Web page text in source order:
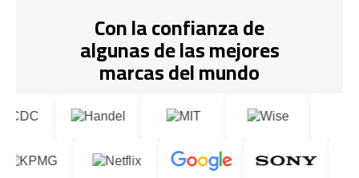
Con la confianza de
algunas de las mejores
marcas del mundo